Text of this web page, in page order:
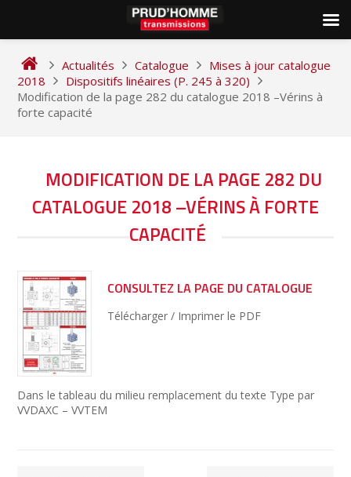
content
Actualités Catalogue
Mises à jour catalogue
2018
Dispositifs linéaires (P. 245 à 320)
Modification de la page 282 du catalogue 2018 –Vérins à
forte capacité
MODIFICATION DE LA PAGE 282 DU
CATALOGUE 2018 –VÉRINS À FORTE
CAPACITÉ
CONSULTEZ LA PAGE DU CATALOGUE
Télécharger / Imprimer le PDF
Dans le tableau du milieu remplacement du texte Type par
VVDAXC – VVTEM
NAVIGATION
DE